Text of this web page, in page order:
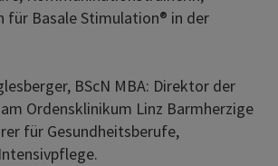
für Basale Stimulation® in der
BScN MBA: Direktor der
Ordensklinikum Linz Barmherzige
für Gesundheitsberufe,